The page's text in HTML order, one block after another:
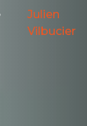
Julien
Vilbucier